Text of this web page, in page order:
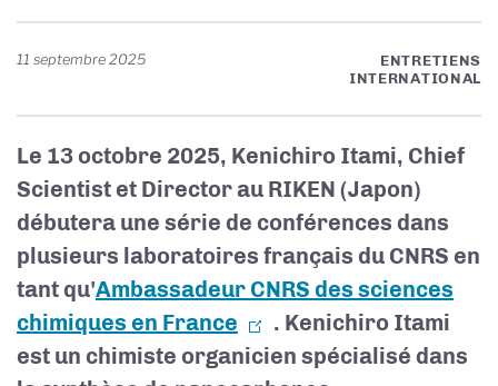
11 septembre 2025
ENTRETIENS
INTERNATIONAL
Le 13 octobre 2025, Kenichiro Itami, Chief
Scientist et Director au RIKEN (Japon)
débutera une série de conférences dans
plusieurs laboratoires français du CNRS en
tant qu'Ambassadeur CNRS des sciences
chimiques en France
. Kenichiro Itami
est un chimiste organicien spécialisé dans